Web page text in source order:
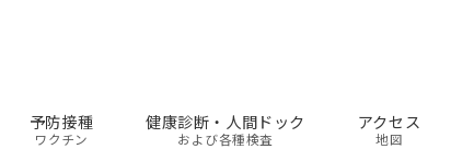
予防接種
ワクチン
健康診断・人間ドック
および各種検査
アクセス
地図